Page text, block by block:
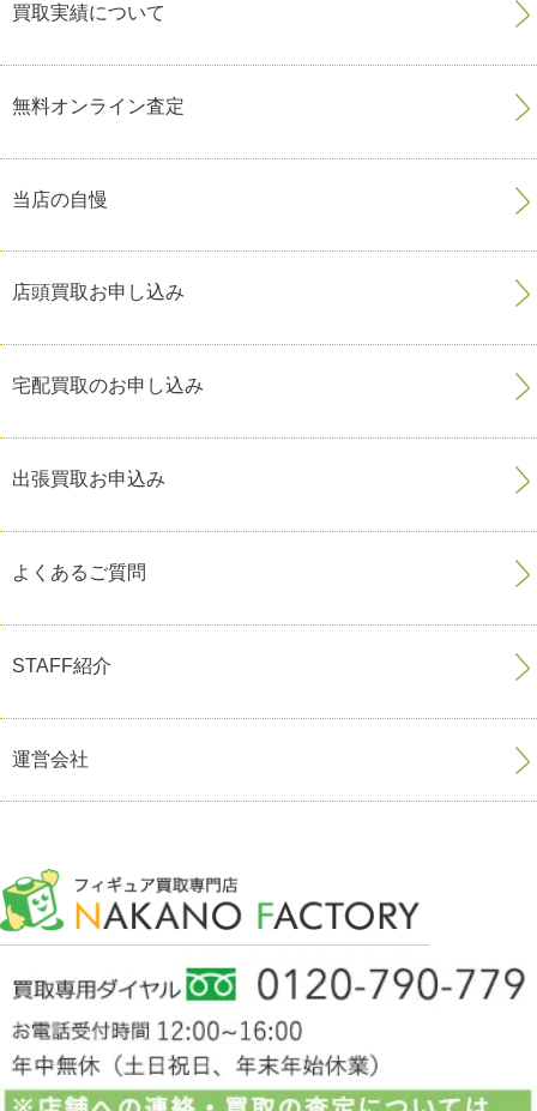
買取実績について
無料オンライン査定
当店の自慢
店頭買取お申し込み
宅配買取のお申し込み
出張買取お申込み
よくあるご質問
STAFF紹介
運営会社